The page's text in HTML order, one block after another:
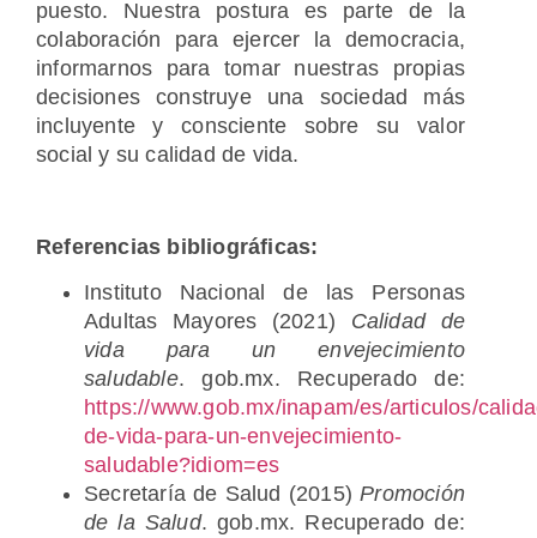
puesto. Nuestra postura es parte de la
colaboración para ejercer la democracia,
informarnos para tomar nuestras propias
decisiones construye una sociedad más
incluyente y consciente sobre su valor
social y su calidad de vida.
Referencias bibliográficas:
Instituto Nacional de las Personas
Adultas Mayores (2021) Calidad de
vida para un envejecimiento
saludable. gob.mx. Recuperado de:
https://www.gob.mx/inapam/es/articulos/
de-vida-para-un-envejecimiento-
saludable?idiom=es
Secretaría de Salud (2015)Promoción
de la Salud. gob.mx. Recuperado de: